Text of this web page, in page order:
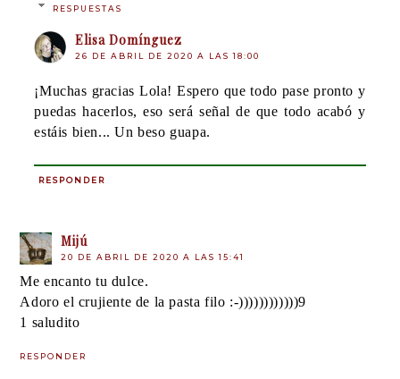
RESPUESTAS
Elisa Domínguez
26 DE ABRIL DE 2020 A LAS 18:00
¡Muchas gracias Lola! Espero que todo pase pronto y
puedas hacerlos, eso será señal de que todo acabó y
estáis bien... Un beso guapa.
RESPONDER
Mijú
20 DE ABRIL DE 2020 A LAS 15:41
Me encanto tu dulce.
Adoro el crujiente de la pasta filo :-))))))))))))9
1 saludito
RESPONDER